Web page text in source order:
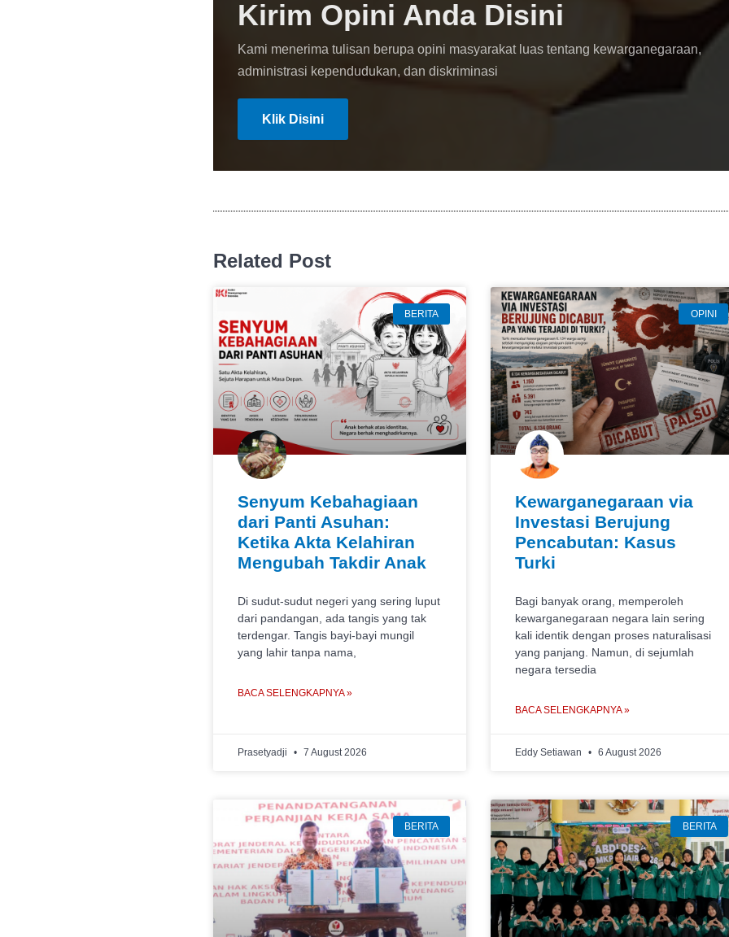
Kirim Opini Anda Disini
Kami menerima tulisan berupa opini masyarakat luas tentang kewarganegaraan,
administrasi kependudukan, dan diskriminasi
Klik Disini
Related Post
BERITA
Senyum Kebahagiaan
dari Panti Asuhan:
Ketika Akta Kelahiran
Mengubah Takdir Anak
Di sudut-sudut negeri yang sering luput
dari pandangan, ada tangis yang tak
terdengar. Tangis bayi-bayi mungil
yang lahir tanpa nama,
BACA SELENGKAPNYA »
Prasetyadji 7 August 2026
OPINI
Kewarganegaraan via
Investasi Berujung
Pencabutan: Kasus
Turki
Bagi banyak orang, memperoleh
kewarganegaraan negara lain sering
kali identik dengan proses naturalisasi
yang panjang. Namun, di sejumlah
negara tersedia
BACA SELENGKAPNYA »
Eddy Setiawan 6 August 2026
BERITA BERITA